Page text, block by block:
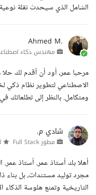
الشامل الذي سيحدث نقلة
Ahmed M.
مهندس ذكاء
مرحبا عمر، أود أن أقدم لك
الاصطناعي لتطوير نظام ذكي
ومتكامل. بالنظر إلى تطلعاتك
شادي م.
مطور Full Stack
أهلا بك أستاذ عمر. أستاذ
مجرد توليد مستندات، بل
التاريخية وتمنع هلوسة الذكاء